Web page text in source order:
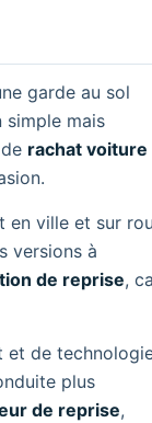
garde au sol
simple mais
rachat voiture
en ville et sur
versions à
de reprise,
et de
plus
de reprise,